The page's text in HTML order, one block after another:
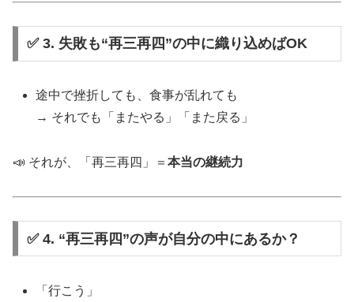
✅ 3. 失敗も“再三再四”の中に織り込めばOK
途中で挫折しても、食事が乱れても
→ それでも「またやる」「また戻る」
📣 それが、「再三再四」＝ 本当の継続力
✅ 4. “再三再四”の声が自分の中にあるか？
「行こう」